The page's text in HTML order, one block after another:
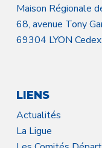
Maison Régionale
68, avenue Tony
69304 LYON
LIENS
Actualités
La Ligue